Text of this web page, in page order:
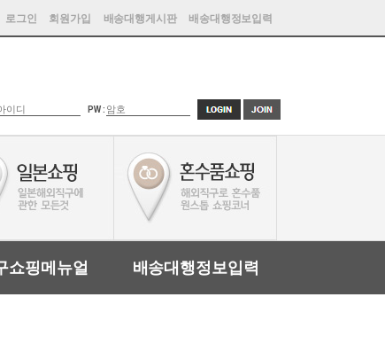
로그인 회원가입 배송대행게시판 배송대행정보입력
PW :
쇼핑메뉴얼 배송대행정보입력